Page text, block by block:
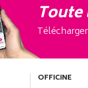
OFFICINE